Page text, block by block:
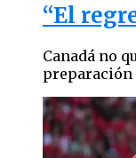
“El
Canadá no
preparación